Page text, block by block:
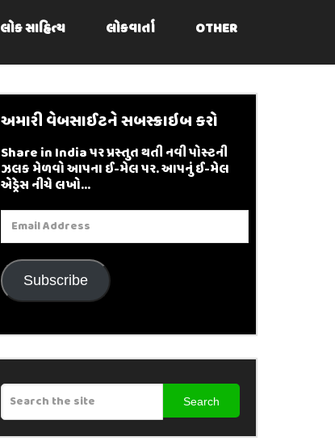
લોક સાહિત્ય લોકવાર્તા OTHER
અમારી વેબસાઈટને સબસ્ક્રાઇબ કરો
Share in India પર પ્રસ્તુત થતી નવી પોસ્ટની
ઝલક મેળવો આપના ઈ-મેલ પર. આપનું ઈ-મેલ
એડ્રેસ નીચે લખો...
Email
Address
Subscribe
Search